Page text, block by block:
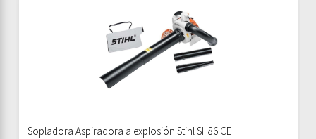
Sopladora Aspiradora a explosión Stihl SH86 CE